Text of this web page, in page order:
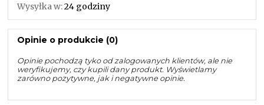
Wysyłka w:24 godziny
Opinie o produkcie (0)
Opinie pochodzą tyko od zalogowanych klientów, ale nie
weryfikujemy, czy kupili dany produkt. Wyświetlamy
zarówno pozytywne, jak i negatywne opinie.